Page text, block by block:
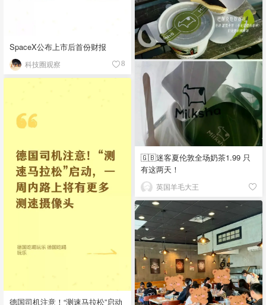
SpaceX公布上市后首份财报
科技圈观察 8
🇬🇧迷客夏伦敦全场奶茶1.99 只
有这两天！
英国羊毛大王
德国司机注意！“测速马拉松”启动